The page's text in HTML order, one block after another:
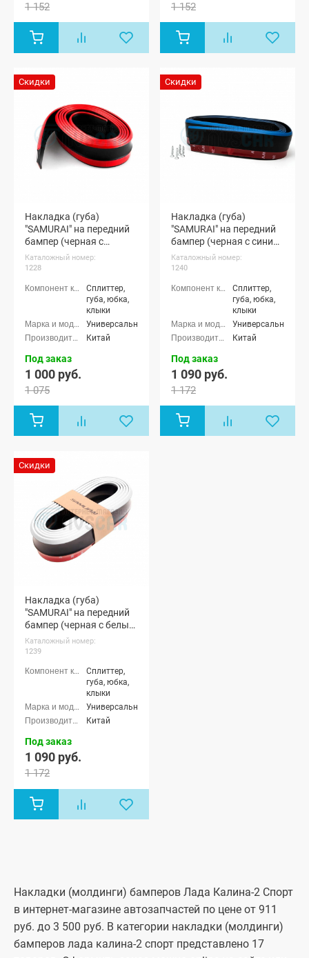
1 152 1 152
Скидки
Накладка (губа)
"SAMURAI" на передний
бампер (черная с
красным кантом)
Каталожный номер:
1228
Сплиттер,
губа, юбка,
клыки
Универсальные
Китай
Под заказ
1 000 руб.
1 075
Скидки
Накладка (губа)
"SAMURAI" на передний
бампер (черная с синим
кантом)
Каталожный номер:
1240
Сплиттер,
губа, юбка,
клыки
Универсальные
Китай
Под заказ
1 090 руб.
1 172
Скидки
Накладка (губа)
"SAMURAI" на передний
бампер (черная с белым
кантом)
Каталожный номер:
1239
Сплиттер,
губа, юбка,
клыки
Универсальные
Китай
Под заказ
1 090 руб.
1 172
Накладки (молдинги) бамперов Лада Калина-2 Спорт
в интернет-магазине автозапчастей по цене от 911
руб. до 3 500 руб. В категории накладки (молдинги)
бамперов лада калина-2 спорт представлено 17